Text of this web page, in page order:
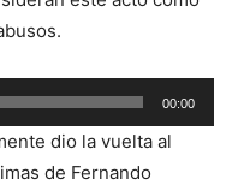
00:00
dio la vuelta al
de Fernando